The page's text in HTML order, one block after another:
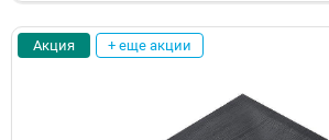
Акция + еще акции